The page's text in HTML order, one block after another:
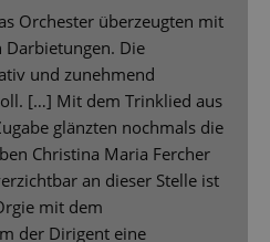
Orchester überzeugten mit
Darbietungen. Die
und zunehmend
[…] Mit dem Trinklied aus
glänzten nochmals die
Christina Maria Fercher
an dieser Stelle ist
mit dem
der Dirigent eine